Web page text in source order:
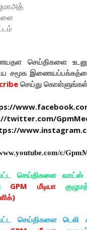
செய்திகளை
சமூக
செய்து
twitter.com/
c/
செய்திகளை வாட்ஸ்
GPM மீடியா
செய்திகளை டெலி